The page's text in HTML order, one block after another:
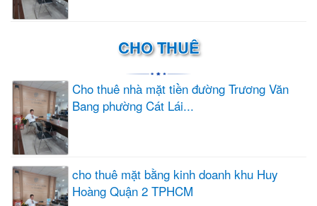
CHO THUÊ
Cho thuê nhà mặt tiền đường Trương Văn
Bang phường Cát Lái...
cho thuê mặt bằng kinh doanh khu Huy
Hoàng Quận 2 TPHCM